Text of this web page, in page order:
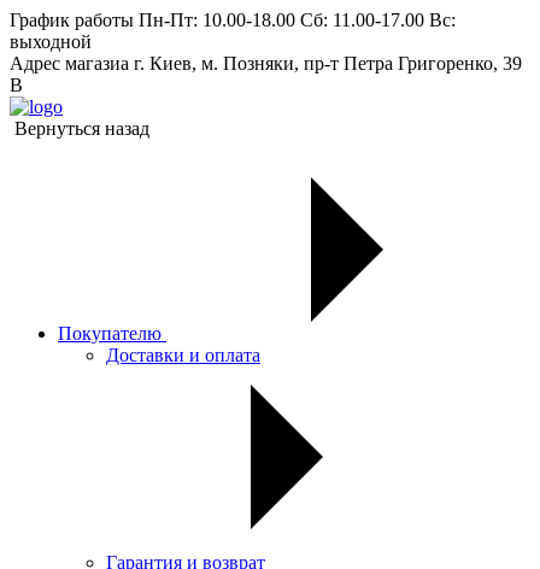
График работы Пн-Пт: 10.00-18.00 Сб: 11.00-17.00 Вс:
выходной
Адрес магазиа г. Киев, м. Позняки, пр-т Петра Григоренко, 39
В
Вернуться назад
Покупателю
Доставки и оплата
Гарантия и возврат